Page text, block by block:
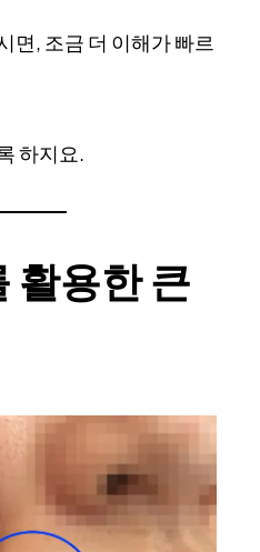
면, 조금 더 이해가 빠르
하지요.
활용한 큰